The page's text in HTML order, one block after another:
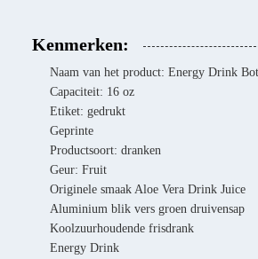
Kenmerken:
Naam van het product: Energy Drink
Capaciteit: 16 oz
Etiket: gedrukt
Geprinte
Productsoort: dranken
Geur: Fruit
Originele smaak Aloe Vera Drink Juice
Aluminium blik vers groen druivensap
Koolzuurhoudende frisdrank
Energy Drink